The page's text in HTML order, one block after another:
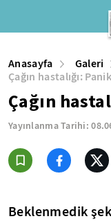
Anasayfa Galeri
Çağın hastalığı:
Çağın
Yayınlanma Tarihi:
Beklenmedik